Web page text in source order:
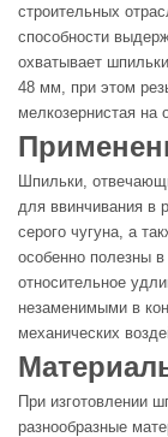
строительных
способности
охватывает
48 мм, при этом
мелкозернистая на
Шпильки,
для ввинчивания в
серого чугуна, а
особенно полезны в
относительное
незаменимыми в
механических
При изготовлении
разнообразные